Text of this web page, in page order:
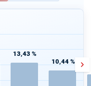
13,43 %
10,44 %